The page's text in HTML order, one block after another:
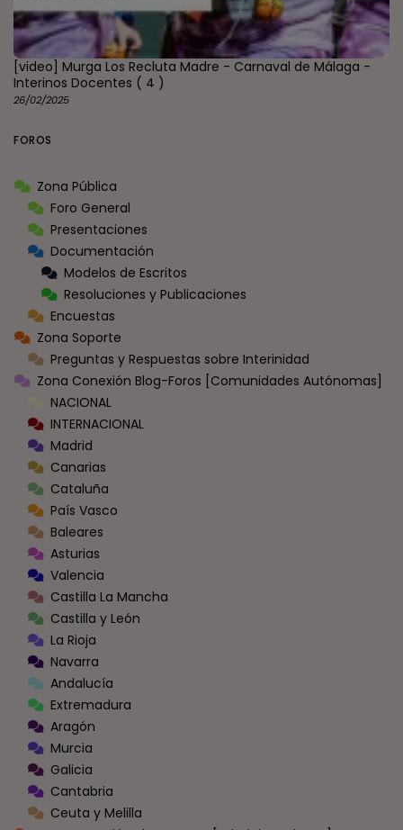
[video] Murga Los Recluta Madre - Carnaval de Málaga -
Interinos Docentes ( 4 )
26/02/2025
FOROS
Zona Pública
Foro General
Presentaciones
Documentación
Modelos de Escritos
Resoluciones y Publicaciones
Encuestas
Zona Soporte
Preguntas y Respuestas sobre Interinidad
Zona Conexión Blog-Foros [Comunidades Autónomas]
NACIONAL
INTERNACIONAL
Madrid
Canarias
Cataluña
País Vasco
Baleares
Asturias
Valencia
Castilla La Mancha
Castilla y León
La Rioja
Navarra
Andalucía
Extremadura
Aragón
Murcia
Galicia
Cantabria
Ceuta y Melilla